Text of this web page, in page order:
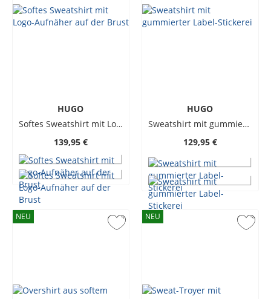
HUGO
Softes Sweatshirt mit Logo-Aufnäher auf der Brust
139,95 €
HUGO
Sweatshirt mit gummierter Label-Stickerei
129,95 €
NEU NEU